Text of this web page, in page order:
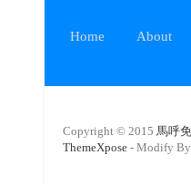
Home About
Copyright © 2015 馬呼
ThemeXpose - Modify By